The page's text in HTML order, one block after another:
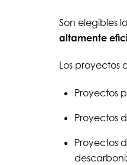
Son elegibles
altamente
Los proyectos
Proyectos
Proyectos
Proyectos